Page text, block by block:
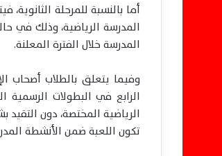
أما بالنسبة للمرحلة
المدرسة الرياضية، وذلك في
المدرسة خلال الفترة المعلنة.
وفيما يتعلق بالطلاب أصحاب
الرابع في البطولات الرسمية
الرياضية المختصة، دون
تكون اللعبة ضمن الأنشطة